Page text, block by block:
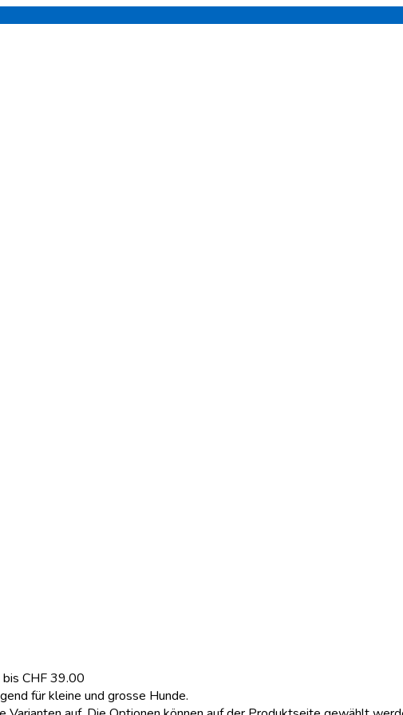
CHF 39.00
für kleine und grosse Hunde.